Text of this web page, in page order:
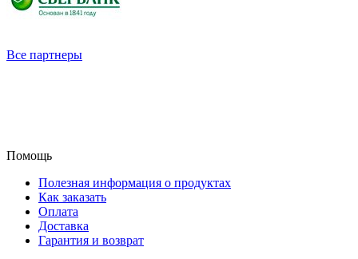
Все партнеры
Помощь
Полезная информация о продуктах
Как заказать
Оплата
Доставка
Гарантия и возврат